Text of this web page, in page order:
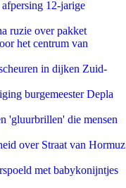
12-jarige
ruzie over pakket
het centrum van
in dijken Zuid-
burgemeester Depla
'gluurbrillen' die mensen
over Straat van Hormuz
met babykonijntjes